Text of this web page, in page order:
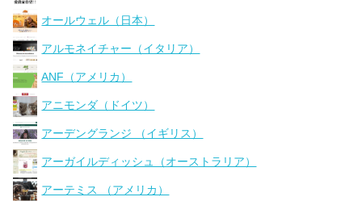
オールウェル（日本）
アルモネイチャー（イタリア）
ANF（アメリカ）
アニモンダ（ドイツ）
アーデングランジ （イギリス）
アーガイルディッシュ（オーストラリア）
アーテミス （アメリカ）